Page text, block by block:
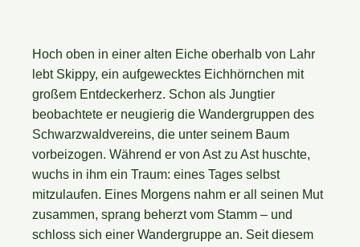
Hoch oben in einer alten Eiche oberhalb von Lahr
lebt Skippy, ein aufgewecktes Eichhörnchen mit
großem Entdeckerherz. Schon als Jungtier
beobachtete er neugierig die Wandergruppen des
Schwarzwaldvereins, die unter seinem Baum
vorbeizogen. Während er von Ast zu Ast huschte,
wuchs in ihm ein Traum: eines Tages selbst
mitzulaufen. Eines Morgens nahm er all seinen Mut
zusammen, sprang beherzt vom Stamm – und
schloss sich einer Wandergruppe an. Seit diesem